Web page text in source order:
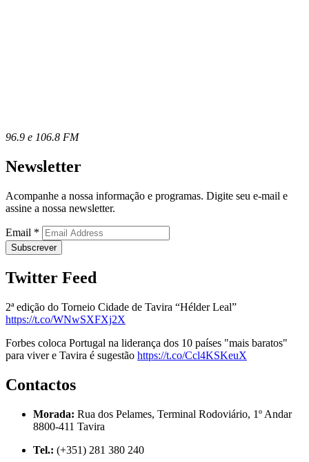
96.9 e 106.8 FM
Newsletter
Acompanhe a nossa informação e programas. Digite seu e-mail e
assine a nossa newsletter.
Email *
Twitter Feed
2ª edição do Torneio Cidade de Tavira “Hélder Leal”
https://t.co/WNwSXFXj2X
Forbes coloca Portugal na liderança dos 10 países "mais baratos"
para viver e Tavira é sugestão https://t.co/Ccl4KSKeuX
Contactos
Morada: Rua dos Pelames, Terminal Rodoviário, 1º Andar
8800-411 Tavira
Tel.: (+351) 281 380 240